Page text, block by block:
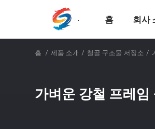
홈 회사
홈 / 제품 소개 / 철골 구조물 저장소 /
가벼운 강철 프레임